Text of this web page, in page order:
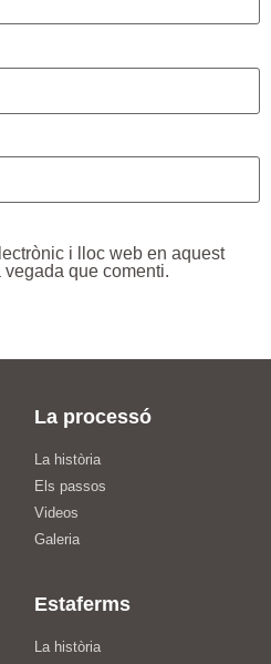
i lloc web en aquest
que comenti.
La processó
La història
Els passos
Videos
Galeria
Estaferms
La història